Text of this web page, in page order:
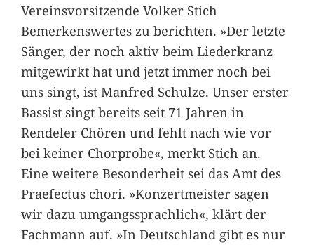
Vereinsvorsitzende Volker Stich
Bemerkenswertes zu berichten. »Der letzte
Sänger, der noch aktiv beim Liederkranz
mitgewirkt hat und jetzt immer noch bei
uns singt, ist Manfred Schulze. Unser erster
Bassist singt bereits seit 71 Jahren in
Rendeler Chören und fehlt nach wie vor
bei keiner Chorprobe«, merkt Stich an.
Eine weitere Besonderheit sei das Amt des
Praefectus chori. »Konzertmeister sagen
wir dazu umgangssprachlich«, klärt der
Fachmann auf. »In Deutschland gibt es nur